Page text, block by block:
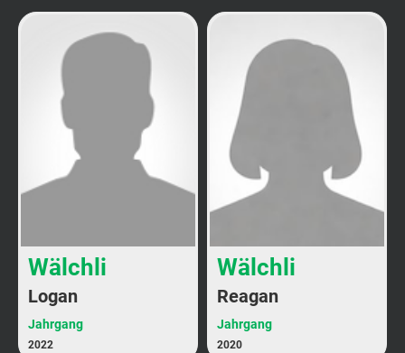
Wälchli
Logan
Jahrgang
2022
Wälchli
Reagan
Jahrgang
2020